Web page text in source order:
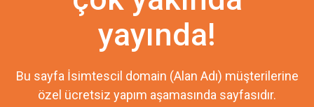
yayında!
Bu sayfa İsimtescil domain (Alan Adı) müşterilerine
özel ücretsiz yapım aşamasında sayfasıdır.